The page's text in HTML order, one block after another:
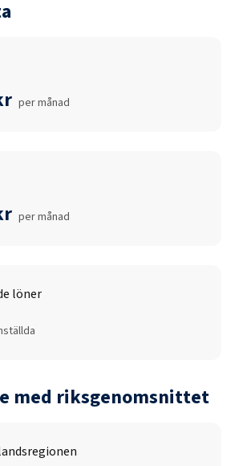
per månad
per månad
löner
med riksgenomsnittet